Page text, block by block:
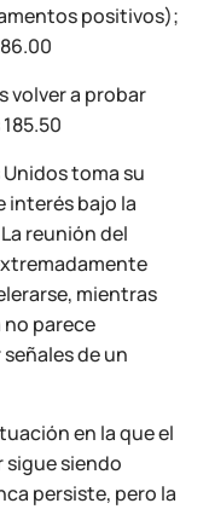
positivos);
volver a probar
Unidos toma su
interés bajo la
reunión del
mientras
parece
de un
en la que el
sigue siendo
persiste, pero la